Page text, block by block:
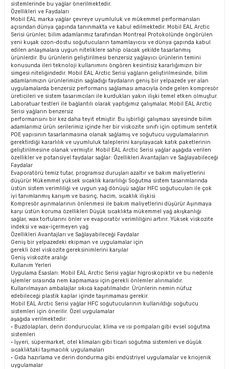
sistemlerinde bu yağlar önerilmektedir.
Özellikleri ve Faydaları
Mobil EAL marka yağlar çevreye uyumluluk ve mükemmel performansları
açısından dünya çapında tanınmakta ve kabul edilmektedir. Mobil EAL Arctic
Serisi ürünler, bilim adamlarımız tarafından Montreal Protokolünde öngörülen
yeni kuşak ozon-dostu soğutucuların tamamlayıcısı ve dünya çapında kabul
edilen anlaşmalara uygun niteliklere sahip olacak şekilde tasarlanmış
ürünlerdir. Bu ürünlerin geliştirilmesi benzersiz yağlayıcı ürünlerin temini
konusunda ileri teknoloji kullanımını öngören kesintisiz kararlığımızın bir
simgesi niteliğindedir. Mobil EAL Arctic Serisi yağların geliştirilmesinde, bilim
adamlarımızın ürünlerimizin sağladığı faydaların geniş bir yelpazede yer alan
uygulamalarda benzersiz performans sağlaması amacıyla önde gelen kompresör
üreticileri ve sistem tasarımcıları ile kurdukları yakın ilişki temel etken olmuştur.
Laboratuar testleri ile bağlantılı olarak yaptığımız çalışmalar, Mobil EAL Arctic
Serisi yağların benzersiz
performansını bir kez daha teyit etmiştir. Bu işbirliği çalışması sayesinde bilim
adamlarımız ürün serilerimiz içinde her bir viskozite sınıfı için optimum sentetik
POE yapısının tasarlanmasına olanak sağlamış ve soğutucu uygulamalarının
gerektirdiği kararlılık ve uyumluluk taleplerini karşılayacak katık paketlerinin
geliştirilmesine olanak vermiştir. Mobil EAL Arctic Serisi yağlar aşağıda verilen
özellikler ve potansiyel faydalar sağlar: Özellikleri Avantajları ve Sağlayabileceği
Faydalar
Evaporatörü temiz tutar, programsız duruşları azaltır ve bakım maliyetlerini
düşürür Mükemmel yüksek sıcaklık kararlılığı Soğutma sistem tasarımlarında
üstün sistem verimliliği ve uygun yağ dönüşü sağlar HFC soğutucuları ile çok
iyi tanımlanmış karışım ve basınç, hacim, sıcaklık ilişkisi
Kompresör aşınmalarının önlenmesi ile bakım maliyetlerini düşürür Aşınmaya
karşı üstün koruma özellikleri Düşük sıcaklıkta mükemmel yağ akışkanlığı
sağlar, wax tortularını önler ve evaporatör verimliliğini artırır. Yüksek viskozite
indeksi ve wax-içermeyen yağ
Özellikleri Avantajları ve Sağlayabileceği Faydalar
Geniş bir yelpazedeki ekipman ve uygulamalar için
gerekli özel viskozite gereksinimlerini karşılar
Geniş viskozite aralığı
Kullanım Yerleri
Uygulama Esasları: Mobil EAL Arctic Serisi yağlar higroskopiktir ve bu nedenle
işlemler sırasında nem kapmaması için gerekli önlemler alınmalıdır.
Kullanılmayan ambalajlar sıkıca kapatılmalıdır. Ürünlerin nemin nüfuz
edebileceği plastik kaplar içinde taşınmaması gerekir.
Mobil EAL Arctic Serisi yağlar HFC soğutucularının kullanıldığı soğutucu
sistemleri için önerilir. Özel uygulamalar
aşağıda verilmektedir:
• Buzdolapları, derin dondurucular, klima ve ısı pompaları gibi evsel soğutma
sistemleri
• İşyeri, süpermarket, otel klimaları gibi ticari soğutma sistemleri ve düşük
sıcaklıktaki taşımacılık uygulamaları
• Gıda hazırlama ve derin dondurma gibi endüstriyel uygulamalar ve kriojenik
uygulamalar